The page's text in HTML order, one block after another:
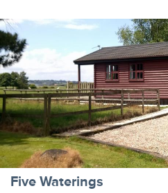
Five Waterings